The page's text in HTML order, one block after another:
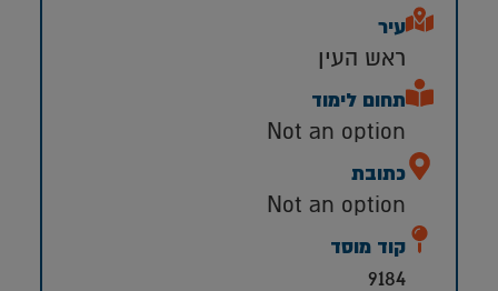
עיר
ראש העין
תחום לימוד
Not an option
כתובת
Not an option
קוד מוסד
9184